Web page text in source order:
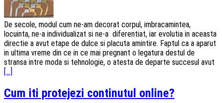
De secole, modul cum ne-am decorat corpul, imbracamintea,
locuinta, ne-a individualizat si ne-a diferentiat, iar evolutia in aceasta
directie a avut etape de dulce si placuta amintire. Faptul ca a aparut
in ultima vreme din ce in ce mai pregnant o legatura destul de
stransa intre moda si tehnologie, o atesta de departe succesul avut
[...]
Cum iti protejezi continutul online?